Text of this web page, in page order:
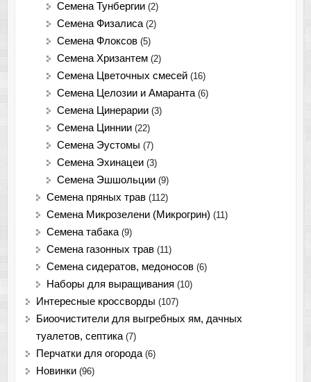
Семена Тунбергии (2)
Семена Физалиса (2)
Семена Флоксов (5)
Семена Хризантем (2)
Семена Цветочных смесей (16)
Семена Целозии и Амаранта (6)
Семена Цинерарии (3)
Семена Циннии (22)
Семена Эустомы (7)
Семена Эхинацеи (3)
Семена Эшшольции (9)
Семена пряных трав (112)
Семена Микрозелени (Микрогрин) (11)
Семена табака (9)
Семена газонных трав (11)
Семена сидератов, медоносов (6)
Наборы для выращивания (10)
Интересные кроссворды (107)
Биоочистители для выгребных ям, дачных
туалетов, септика (7)
Перчатки для огорода (6)
Новинки (96)